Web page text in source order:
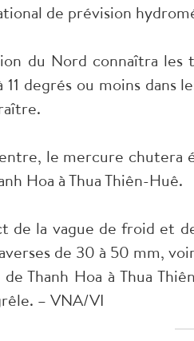
de prévision
du Nord connaîtra les
degrés ou moins dans
le mercure chutera
Hoa à Thua Thiên-Huê.
de la vague de froid et
de 30 à 50 mm,
Thanh Hoa à Thua
– VNA/VI